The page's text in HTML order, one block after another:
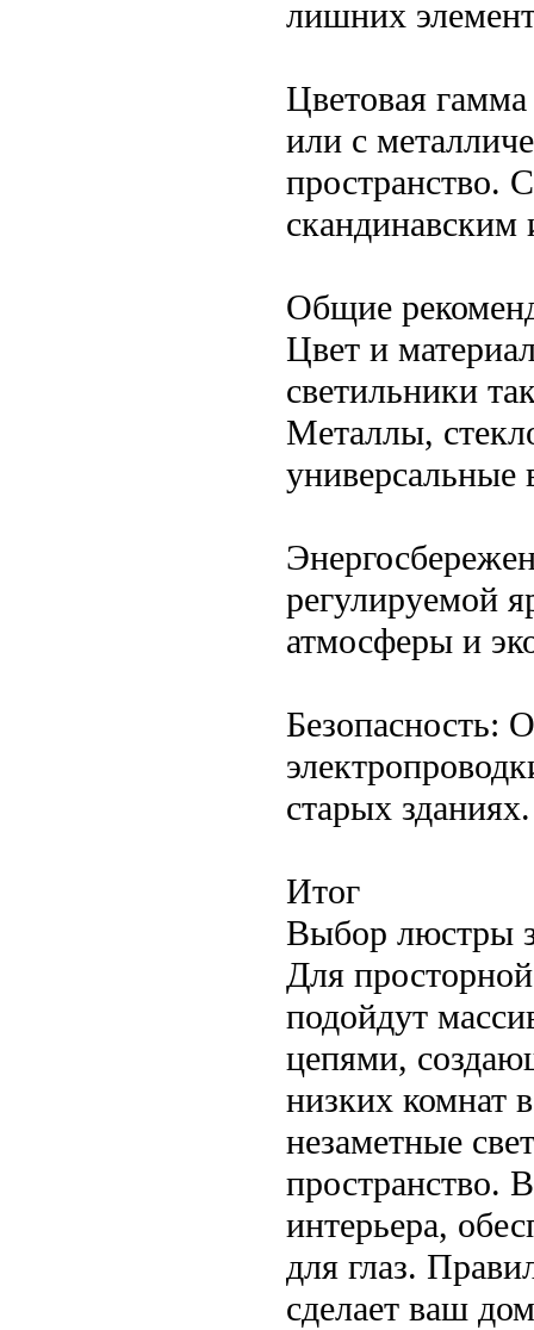
лишних
Цветовая
или с
пространство.
Общие
Цвет и
светильники
Металлы,
универсальные
регулируемой
атмосферы и
Безопасность:
старых зданиях.
Итог
Выбор люстры
Для
подойдут
цепями,
низких комнат
незаметные
пространство.
интерьера,
для глаз.
сделает ваш